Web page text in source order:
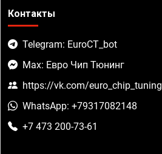
Контакты
Telegram: EuroCT_bot
Max: Евро Чип Тюнинг
https://vk.com/euro_chip_tuning
WhatsApp: +79317082148
+7 473 200-73-61